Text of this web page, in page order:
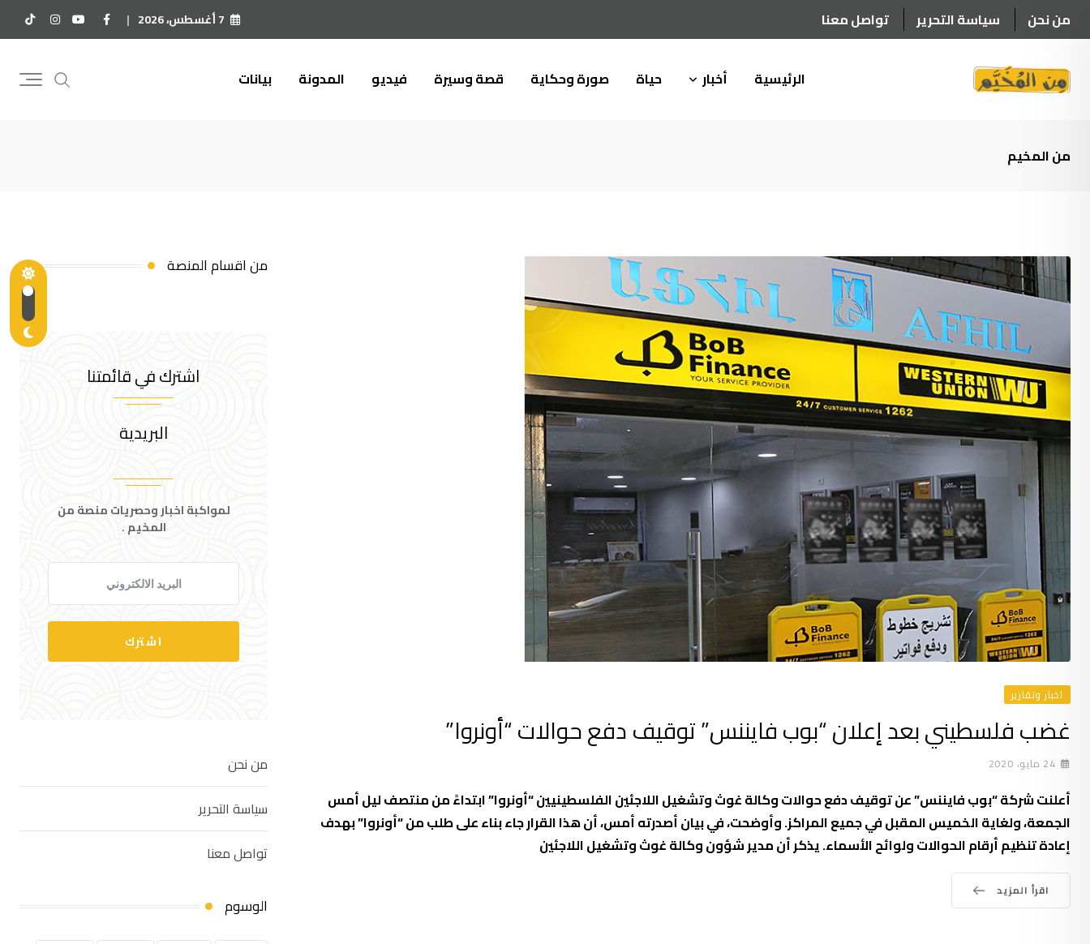
to
من نحن سياسة التحرير تواصل معنا 7 أغسطس، 2026
الرئيسية أخبار حياة صورة وحكاية قصة وسيرة فيديو المدونة بيانات
من المخيم
اخبار وتقارير
غضب فلسطيني بعد إعلان “بوب فايننس” توقيف دفع حوالات “أونروا”
24 مايو، 2020
أعلنت شركة “بوب فايننس” عن توقيف دفع حوالات وكالة غوث وتشغيل اللاجئين الفلسطينيين “أونروا” ابتداءً من منتصف ليل أمس
الجمعة، ولغاية الخميس المقبل في جميع المراكز. وأوضحت، في بيان أصدرته أمس، أن هذا القرار جاء بناء على طلب من “أونروا” بهدف
إعادة تنظيم أرقام الحوالات ولوائح الأسماء. يذكر أن مدير شؤون وكالة غوث وتشغيل اللاجئين
اقرأ المزيد
من اقسام المنصة
اشترك في قائمتنا
البريدية
لمواكبة اخبار وحصريات منصة من
المخيم .
اشترك
من نحن
سياسة التحرير
تواصل معنا
الوسوم